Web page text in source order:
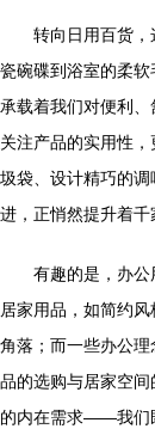
转向日用百货
瓷碗碟到浴室的柔
承载着我们对便利
关注产品的实用性
圾袋、设计精巧的
进，正悄然提升着千
有趣的是，办
居家用品，如简约
角落；而一些办公
品的选购与居家空
的内在需求——我们